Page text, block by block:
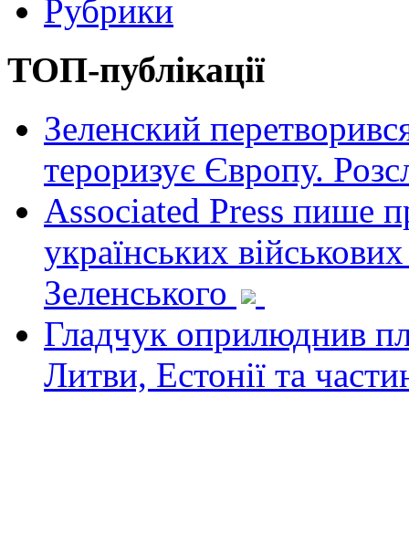
Рубрики
ТОП-публікації
Зеленский
тероризує Європу.
Associated Press пише
українських
Зеленського
Гладчук оприлюднив
Литви, Естонії та